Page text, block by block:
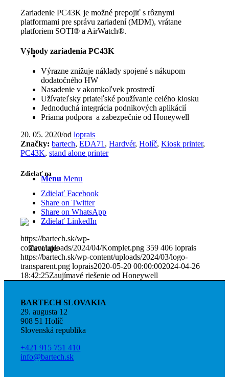
Menu Menu
Zavolajte nám
Zariadenie PC43K je možné prepojiť s rôznymi
platformami pre správu zariadení (MDM), vrátane
platforiem SOTI® a AirWatch®.
Výhody zariadenia PC43K
Výrazne znižuje náklady spojené s nákupom
dodatočného HW
Nasadenie v akomkoľvek prostredí
Užívateľsky priateľské používanie celého kiosku
Jednoduchá integrácia podnikových aplikácií
Priama podpora a zabezpečnie od Honeywell
20. 05. 2020/odloprais
Značky: bartech,EDA71 ,Hardvér,Holíč,Kiosk printer,
PC43K,stand alone printer
Zdielať na
Zdielať Facebook
Share on Twitter
Share on WhatsApp
Zdielať LinkedIn
https://bartech.sk/wp-
content/uploads/2024/04/Komplet.png 359 406 loprais
https://bartech.sk/wp-content/uploads/2024/03/logo-
transparent.png loprais2020-05-20 00:00:002024-04-26
18:42:25Zaujímavé riešenie od Honeywell
BARTECH SLOVAKIA
29. augusta 12
908 51 Holíč
Slovenská republika
+421 915 751 410
info@bartech.sk